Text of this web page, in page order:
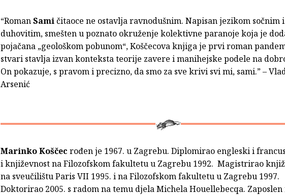
“RomanSamičitaoce ne ostavlja ravnodušnim. Napisan jezikom sočnim i
duhovitim, smešten u poznato okruženje kolektivne paranoje koja je
pojačana „geološkom pobunom“, Koščecova knjiga je prvi roman
stvari stavlja izvan konteksta teorije zavere i manihejske podele na
On pokazuje, s pravom i precizno, da smo za sve krivi svi mi, sami.”–
Arsenić
Marinko Koščec rođen je 1967. u Zagrebu. Diplomirao engleski i
i književnost na Filozofskom fakultetu u Zagrebu 1992. Magistrirao
na sveučilištu Paris VII 1995. i na Filozofskom fakultetu u Zagrebu 1997.
Doktorirao 2005. s radom na temu djela Michela Houellebecqa. Zaposlen